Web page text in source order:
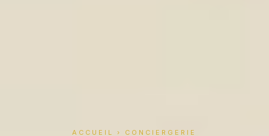
ACCUEIL › CONCIERGERIE